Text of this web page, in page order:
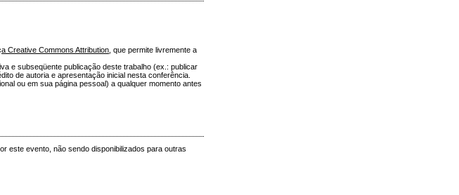
Creative Commons Attribution , que permite livremente a
e subseqüente publicação deste trabalho (ex.: publicar
de autoria e apresentação inicial nesta conferência.
ou em sua página pessoal) a qualquer momento antes
este evento, não sendo disponibilizados para outras